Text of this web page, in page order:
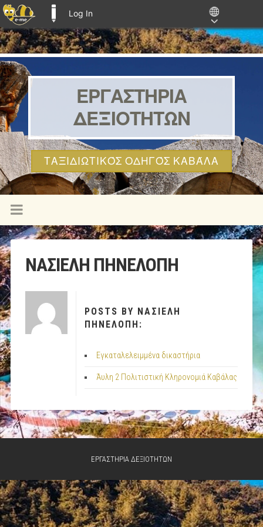
Log In
ΕΡΓΑΣΤΗΡΙΑ
ΔΕΞΙΟΤΗΤΩΝ
ΤΑΞΙΔΙΩΤΙΚΌΣ ΟΔΗΓΌΣ ΚΑΒΆΛΑ
ΝΑΣΙΕΛΗ ΠΗΝΕΛΟΠΗ
POSTS BY ΝΑΣΙΕΛΗ
ΠΗΝΕΛΟΠΗ:
Εγκαταλελειμμένα δικαστήρια
Άυλη 2 Πoλιτιστική Κληρονομιά Καβάλας
ΕΡΓΑΣΤΗΡΙΑ ΔΕΞΙΟΤΗΤΩΝ